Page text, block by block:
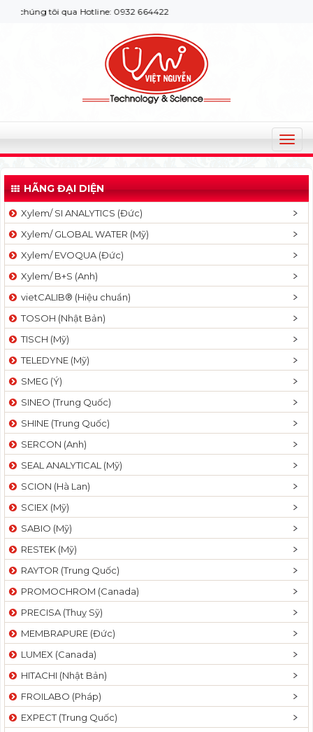
tôi qua Hotline: 0932 664422
T
o
g
l
v
a
t
n
HÃNG ĐẠI DIỆN
Xylem/ SI ANALYTICS (Đức)
Xylem/ GLOBAL WATER (Mỹ)
Xylem/ EVOQUA (Đức)
Xylem/ B+S (Anh)
vietCALIB® (Hiệu chuẩn)
TOSOH (Nhật Bản)
TISCH (Mỹ)
TELEDYNE (Mỹ)
SMEG (Ý)
SINEO (Trung Quốc)
SHINE (Trung Quốc)
SERCON (Anh)
SEAL ANALYTICAL (Mỹ)
SCION (Hà Lan)
SCIEX (Mỹ)
SABIO (Mỹ)
RESTEK (Mỹ)
RAYTOR (Trung Quốc)
PROMOCHROM (Canada)
PRECISA (Thuỵ Sỹ)
MEMBRAPURE (Đức)
LUMEX (Canada)
HITACHI (Nhật Bản)
FROILABO (Pháp)
EXPECT (Trung Quốc)